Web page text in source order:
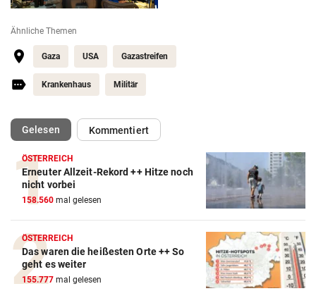
Ähnliche Themen
Gaza USA Gazastreifen
Krankenhaus Militär
Gelesen(ausgewählt)Kommentiert
ÖSTERREICH
Erneuter Allzeit-Rekord ++ Hitze noch
nicht vorbei
158.560 mal gelesen
ÖSTERREICH
Das waren die heißesten Orte ++ So
geht es weiter
155.777 mal gelesen